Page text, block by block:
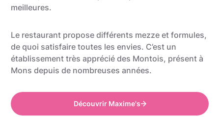
meilleures.
Le restaurant propose différents mezze et formules,
de quoi satisfaire toutes les envies. C’est un
établissement très apprécié des Montois, présent à
Mons depuis de nombreuses années.
Découvrir Maxime's